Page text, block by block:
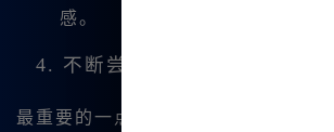
感。
4. 不断尝试与实践
最重要的一点是，我始终保持对新的